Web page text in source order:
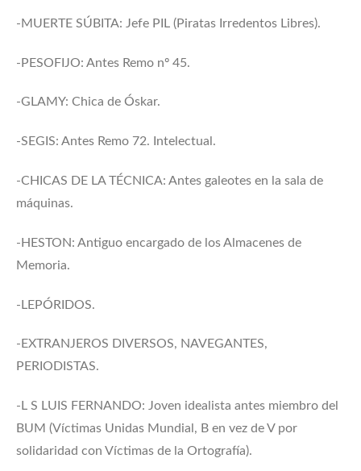
-MUERTE SÚBITA: Jefe PIL (Piratas Irredentos Libres).
-PESOFIJO: Antes Remo nº 45.
-GLAMY: Chica de Óskar.
-SEGIS: Antes Remo 72. Intelectual.
-CHICAS DE LA TÉCNICA: Antes galeotes en la sala de
máquinas.
-HESTON: Antiguo encargado de los Almacenes de
Memoria.
-LEPÓRIDOS.
-EXTRANJEROS DIVERSOS, NAVEGANTES,
PERIODISTAS.
-L S LUIS FERNANDO: Joven idealista antes miembro del
BUM (Víctimas Unidas Mundial, B en vez de V por
solidaridad con Víctimas de la Ortografía).